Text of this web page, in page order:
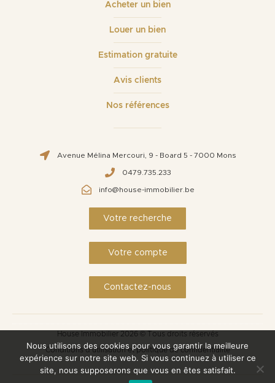
Acheter un bien
Louer un bien
Estimation gratuite
Avis clients
Nos références
Avenue Mélina Mercouri, 9 - Board 5 - 7000 Mons
0479.735.233
info@house-immobilier.be
Votre recherche
Votre compte
Contactez-nous
House Immobilier 2026 © Tous droits réservés
Conditions d'utilisation et politique de confidentialité
Nous utilisons des cookies pour vous garantir la meilleure
expérience sur notre site web. Si vous continuez à utiliser ce
site, nous supposerons que vous en êtes satisfait.